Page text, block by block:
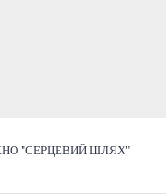
"СЕРЦЕВИЙ ШЛЯХ"